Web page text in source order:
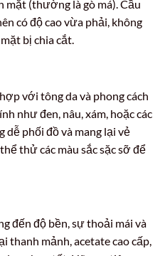
mặt (thường là gò má). Cầu
có độ cao vừa phải, không
bị chia cắt.
với tông da và phong cách
như đen, nâu, xám, hoặc các
dễ phối đồ và mang lại vẻ
thử các màu sắc sặc sỡ để
đến độ bền, sự thoải mái và
thanh mảnh, acetate cao cấp,